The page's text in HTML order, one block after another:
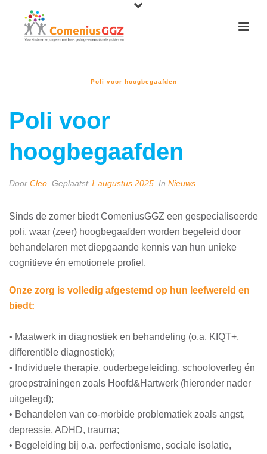
Poli voor hoogbegaafden
Poli voor
hoogbegaafden
Door Cleo Geplaatst 1 augustus 2025 In Nieuws
Sinds de zomer biedt ComeniusGGZ een gespecialiseerde
poli, waar (zeer) hoogbegaafden worden begeleid door
behandelaren met diepgaande kennis van hun unieke
cognitieve én emotionele profiel.
Onze zorg is volledig afgestemd op hun leefwereld en
biedt:
• Maatwerk in diagnostiek en behandeling (o.a. KIQT+,
differentiële diagnostiek);
• Individuele therapie, ouderbegeleiding, schooloverleg én
groepstrainingen zoals Hoofd&Hartwerk (hieronder nader
uitgelegd);
• Behandelen van co-morbide problematiek zoals angst,
depressie, ADHD, trauma;
• Begeleiding bij o.a. perfectionisme, sociale isolatie,